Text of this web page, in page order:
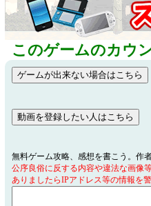
このゲームのカウ
無料ゲーム攻略、感想を書こう。作
公序良俗に反する内容や違法な画像
ありましたらIPアドレス等の情報を